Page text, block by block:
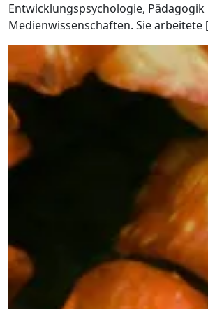
Entwicklungspsychologie, Pädagogik
Medienwissenschaften. Sie arbeitete